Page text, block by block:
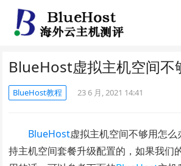
BlueHost虚拟主机空间不
BlueHost教程 23 6 月, 2021 14:41
BlueHost虚拟主机空间不够用怎
持主机空间套餐升级配置的，如果我们